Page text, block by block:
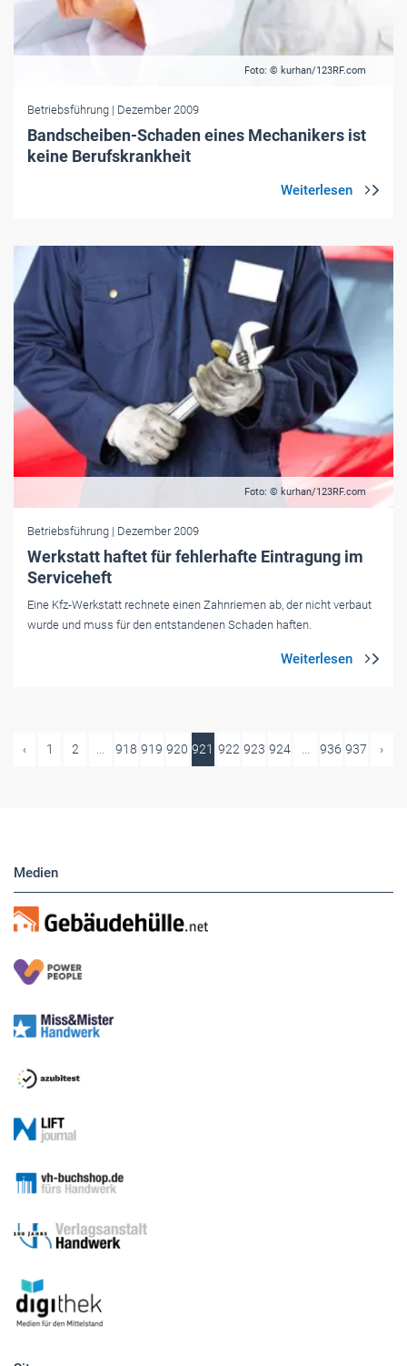
Foto: © kurhan/123RF.com
Betriebsführung | Dezember 2009
Bandscheiben-Schaden eines Mechanikers ist
keine Berufskrankheit
Foto: © kurhan/123RF.com
Betriebsführung | Dezember 2009
Werkstatt haftet für fehlerhafte Eintragung im
Serviceheft
Eine Kfz-Werkstatt rechnete einen Zahnriemen ab, der nicht verbaut
wurde und muss für den entstandenen Schaden haften.
‹ 1 2 ... 918 919 920 921 922 923 924 ... 936 937 ›
Medien